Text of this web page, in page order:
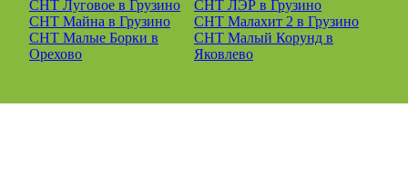
СНТ Луговое в Грузино
СНТ ЛЭР в Грузино
СНТ Майна в Грузино
СНТ Малахит 2 в Грузино
СНТ Малые Борки в
Орехово
СНТ Малый Корунд в
Яковлево